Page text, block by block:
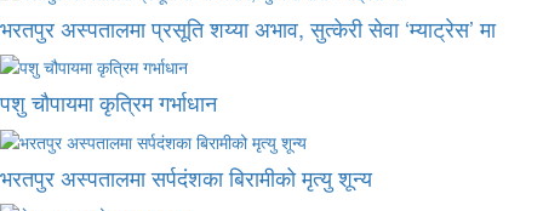
भरतपुर अस्पतालमा प्रसूति शय्या अभाव, सुत्केरी सेवा ‘म्याट्रेस’ मा
पशु चौपायमा कृत्रिम गर्भाधान
भरतपुर अस्पतालमा सर्पदंशका बिरामीको मृत्यु शून्य